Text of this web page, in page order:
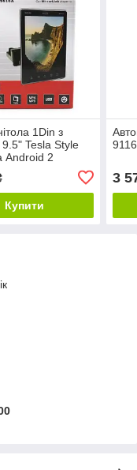
1Din з
Tesla Style
Android 2
Storage+GPS
Купити
3